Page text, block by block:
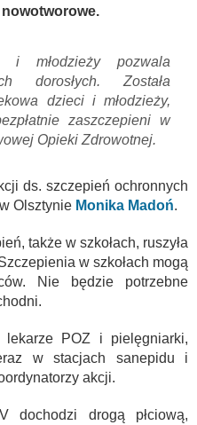
i młodzieży pozwala
dorosłych. Została
dzieci i młodzieży,
zaszczepieni w
Opieki Zdrowotnej.
ds. szczepień ochronnych
Olsztynie Monika Madoń.
także w szkołach, ruszyła
w szkołach mogą
Nie będzie potrzebne
lekarze POZ i pielęgniarki,
w stacjach sanepidu i
akcji.
dochodzi drogą płciową,